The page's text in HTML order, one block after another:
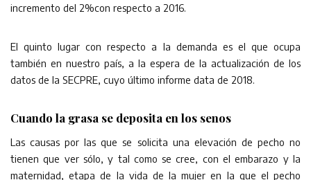
incremento del 2%con respecto a 2016.
El quinto lugar con respecto a la demanda es el que ocupa
también en nuestro país, a la espera de la actualización de los
datos de la SECPRE, cuyo último informe data de 2018.
Cuando la grasa se deposita en los senos
Las causas por las que se solicita una elevación de pecho no
tienen que ver sólo, y tal como se cree, con el embarazo y la
maternidad, etapa de la vida de la mujer en la que el pecho